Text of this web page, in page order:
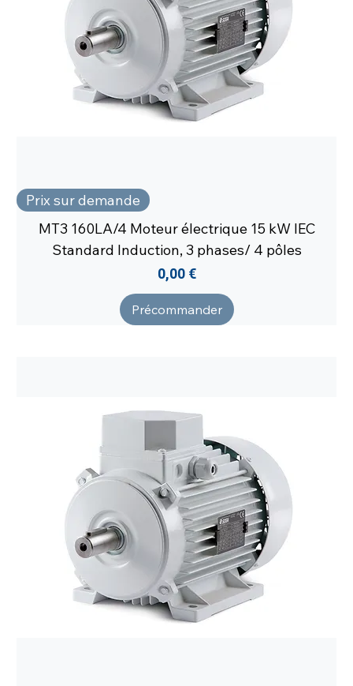
Prix sur demande
MT3 160LA/4 Moteur électrique 15 kW IEC
Standard Induction, 3 phases/ 4 pôles
Prix
0,00 €
Précommander